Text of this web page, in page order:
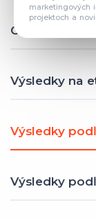
marketingových
projektoch a
Celkové
Výsledky na
Výsledky
Výsledky